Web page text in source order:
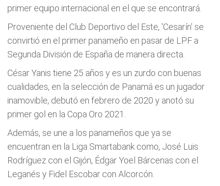
primer equipo internacional en el que se encontrará.
Proveniente del Club Deportivo del Este, 'Cesarín' se
convirtió en el primer panameño en pasar de LPF a
Segunda División de España de manera directa.
César Yanis tiene 25 años y es un zurdo con buenas
cualidades, en la selección de Panamá es un jugador
inamovible, debutó en febrero de 2020 y anotó su
primer gol en la Copa Oro 2021.
Además, se une a los panameños que ya se
encuentran en la Liga Smartabank como, José Luis
Rodríguez con el Gijón, Édgar Yoel Bárcenas con el
Leganés y Fidel Escobar con Alcorcón.